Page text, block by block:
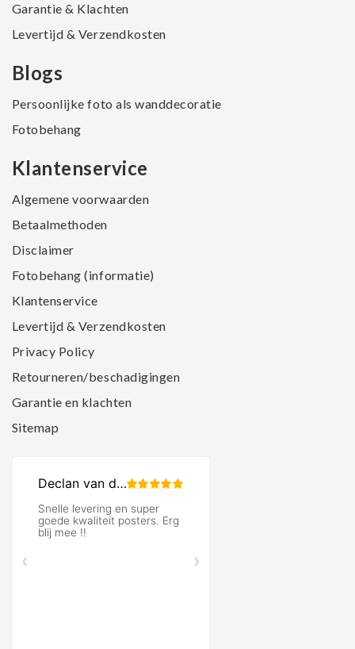
Garantie & Klachten
Levertijd & Verzendkosten
Blogs
Persoonlijke foto als wanddecoratie
Fotobehang
Klantenservice
Algemene voorwaarden
Betaalmethoden
Disclaimer
Fotobehang (informatie)
Klantenservice
Levertijd & Verzendkosten
Privacy Policy
Retourneren/beschadigingen
Garantie en klachten
Sitemap